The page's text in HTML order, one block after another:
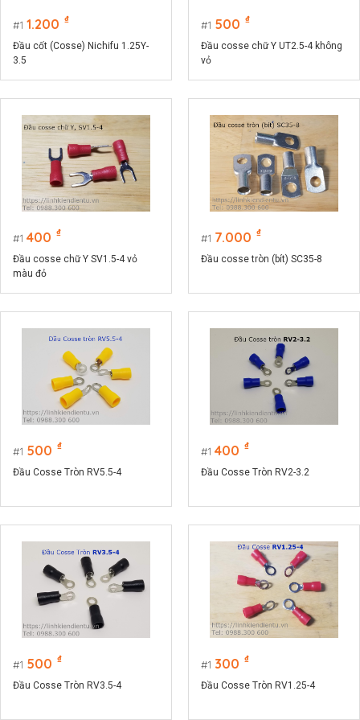
1 1.200 ₫
Đầu cốt (Cosse) Nichifu 1.25Y-
3.5
1 500 ₫
Đầu cosse chữ Y UT2.5-4 không
vỏ
1 400 ₫
Đầu cosse chữ Y SV1.5-4 vỏ
màu đỏ
1 7.000 ₫
Đầu cosse tròn (bít) SC35-8
1 500 ₫
Đầu Cosse Tròn RV5.5-4
1 400 ₫
Đầu Cosse Tròn RV2-3.2
1 500 ₫
Đầu Cosse Tròn RV3.5-4
1 300 ₫
Đầu Cosse Tròn RV1.25-4